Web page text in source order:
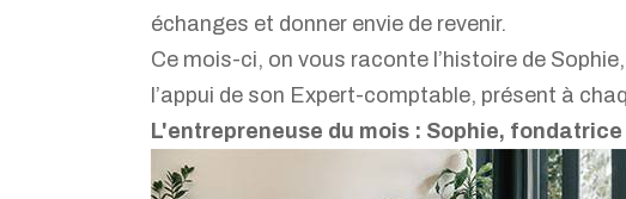
échanges et donner envie de revenir.
Ce mois-ci, on vous raconte l’histoire de
l’appui de son Expert-comptable, présent à
L'entrepreneuse du mois : Sophie,